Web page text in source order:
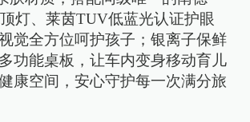
灯、莱茵TUV低蓝光认证护眼
觉全方位呵护孩子；银离子保鲜
功能桌板，让车内变身移动育儿
康空间，安心守护每一次满分旅